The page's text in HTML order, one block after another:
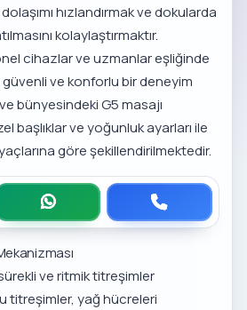
hızlandırmak ve dokularda
kolaylaştırmaktır.
cihazlar ve uzmanlar eşliğinde
ve konforlu bir deneyim
bünyesindekiG5 masajı
başlıklar ve yoğunluk ayarları ile
göre şekillendirilmektedir.
ve ritmik titreşimler
titreşimler, yağ hücreleri